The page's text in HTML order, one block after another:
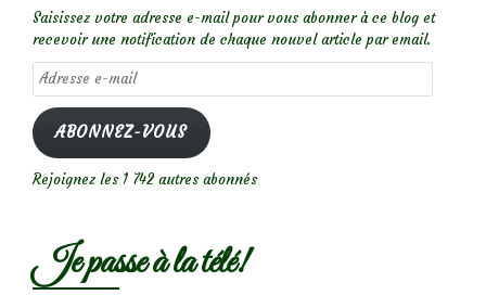
Saisissez votre adresse e-mail pour vous abonner à ce blog et
recevoir une notification de chaque nouvel article par email.
Adresse
e-
mail
ABONNEZ-VOUS
Rejoignez les 1 742 autres abonnés
Je passe à la télé!